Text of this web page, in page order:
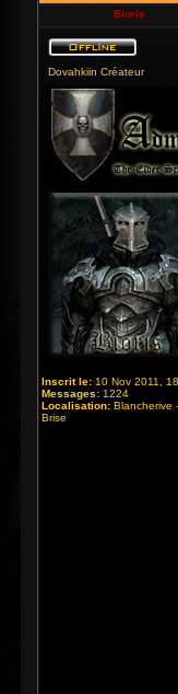
Bioris
Dovahkiin Créateur
Inscrit le: 10 Nov 2011,
Messages: 1224
Localisation: Blancherive
Brise